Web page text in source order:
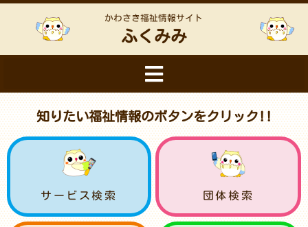
かわさき福祉情報サイト
ふくみみ
知りたい福祉情報のボタンをクリック!!
サービス検索 団体検索